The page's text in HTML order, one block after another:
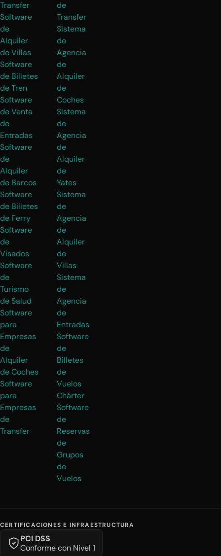
Transfer
Software
de
Alquiler
de Villas
Software
de Billetes
de Tren
Software
de Venta
de
Entradas
Software
de
Alquiler
de Barcos
Software
de Billetes
de Ferry
Software
de
Visados
Software
de
Turismo
de Salud
Software
para
Empresas
de
Alquiler
de Coches
Software
para
Empresas
de
Transfer
de
Transfer
Sistema
de
Agencia
de
Alquiler
de
Coches
Sistema
de
Agencia
de
Alquiler
de
Yates
Sistema
de
Agencia
de
Alquiler
de
Villas
Sistema
de
Agencia
de
Entradas
Software
de
Billetes
de
Vuelos
Chárter
Software
de
Reservas
de
Grupos
de
Vuelos
CERTIFICACIONES E INFRAESTRUCTURA
PCI DSS
Conforme con Nivel 1